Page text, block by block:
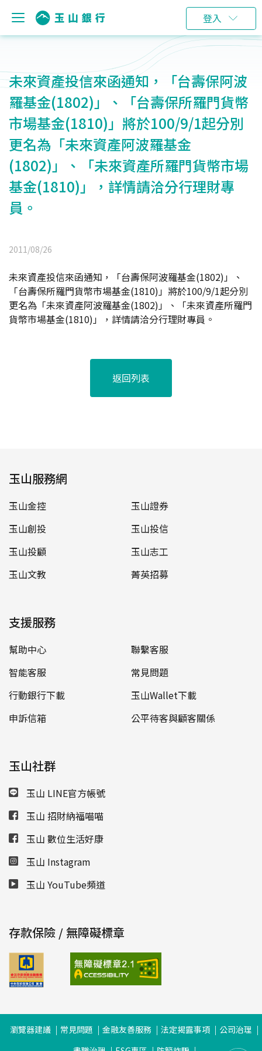
登入
未來資產投信來函通知，「台壽保阿波
羅基金(1802)」、「台壽保所羅門貨幣
市場基金(1810)」將於100/9/1起分別
更名為「未來資產阿波羅基金
(1802)」、「未來資產所羅門貨幣市場
基金(1810)」，詳情請洽分行理財專
員。
2011/08/26
未來資產投信來函通知，「台壽保阿波羅基金(1802)」、
「台壽保所羅門貨幣市場基金(1810)」將於100/9/1起分別
更名為「未來資產阿波羅基金(1802)」、「未來資產所羅門
貨幣市場基金(1810)」，詳情請洽分行理財專員。
返回列表
玉山服務網
玉山金控
玉山證券
玉山創投
玉山投信
玉山投顧
玉山志工
玉山文教
菁英招募
支援服務
幫助中心
聯繫客服
智能客服
常見問題
行動銀行下載
玉山Wallet下載
申訴信箱
公平待客與顧客關係
玉山社群
玉山 LINE官方帳號
玉山 招財納福喵喵
玉山 數位生活好康
玉山 Instagram
玉山 YouTube頻道
存款保險 / 無障礙標章
瀏覽器建議 常見問題 金融友善服務 法定揭露事項
公司治理